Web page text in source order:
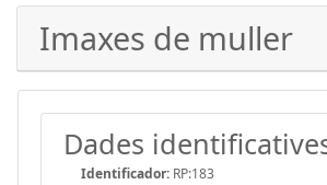
Imaxes de muller
Dades
Identificador: RP:183